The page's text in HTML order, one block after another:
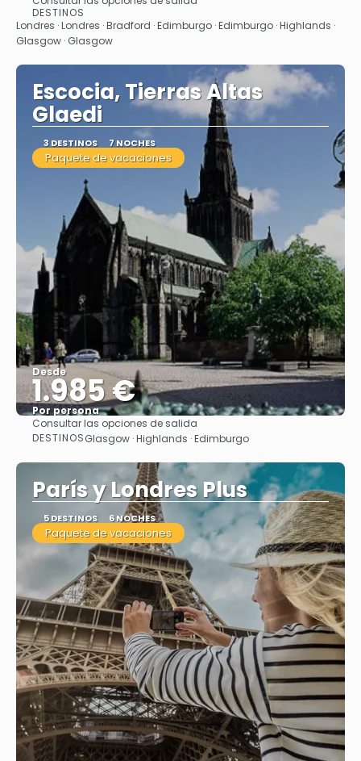
Ver
DESTINOS
Londres · Londres · Bradford · Edimburgo · Edimburgo · Highlands ·
Glasgow · Glasgow
Escocia, Tierras Altas
Glaedi
3 DESTINOS 7 NOCHES
Paquete de vacaciones
Desde
1.985 €
Por persona
Ver
Consultar las opciones de salida
DESTINOSGlasgow · Highlands · Edimburgo
París y Londres Plus
5 DESTINOS 6 NOCHES
Paquete de vacaciones